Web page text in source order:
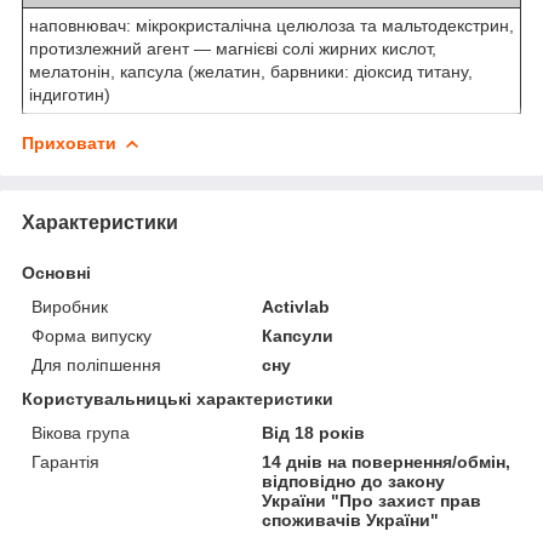
наповнювач: мікрокристалічна целюлоза та мальтодекстрин,
протизлежний агент — магнієві солі жирних кислот,
мелатонін, капсула (желатин, барвники: діоксид титану,
індиготин)
Приховати
Характеристики
Основні
Виробник
Activlab
Форма випуску
Капсули
Для поліпшення
сну
Користувальницькі характеристики
Вікова група
Від 18 років
Гарантія
14 днів на повернення/обмін,
відповідно до закону
України "Про захист прав
споживачів України"